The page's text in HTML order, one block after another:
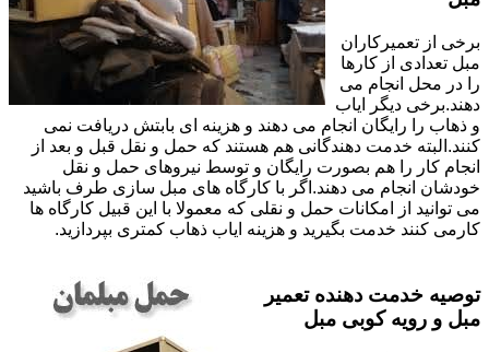
برخی از تعمیرکاران
مبل تعدادی از کارها
را در محل انجام می
دهند.برخی دیگر ایاب
و ذهاب را رایگان انجام می دهند و هزینه ای بابتش دریافت نمی
کنند.البته خدمت دهندگانی هم هستند که حمل و نقل قبل و بعد از
انجام کار را هم بصورت رایگان و توسط نیروهای حمل و نقل
خودشان انجام می دهند.اگر با کارگاه های مبل سازی طرف باشید
می توانید از امکانات حمل و نقلی که معمولا با این قبیل کارگاه ها
کارمی کنند خدمت بگیرید و هزینه ایاب ذهاب کمتری بپردازید.
توصیه خدمت دهنده تعمیر
مبل و رویه کوبی مبل